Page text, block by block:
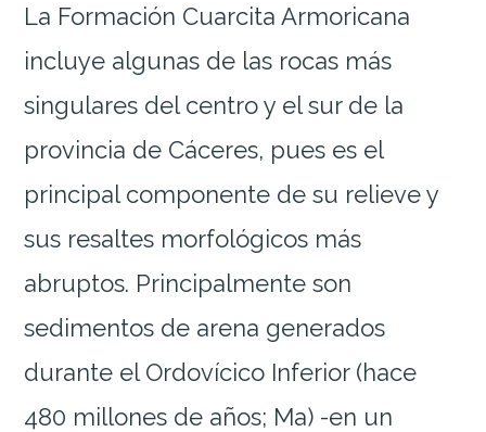
La Formación Cuarcita Armoricana
incluye algunas de las rocas más
singulares del centro y el sur de la
provincia de Cáceres, pues es el
principal componente de su relieve y
sus resaltes morfológicos más
abruptos. Principalmente son
sedimentos de arena generados
durante el Ordovícico Inferior (hace
480 millones de años; Ma) -en un